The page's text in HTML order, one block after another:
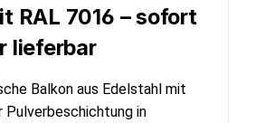
RAL 7016 – sofort
lieferbar
Balkon aus Edelstahl mit
Pulverbeschichtung in